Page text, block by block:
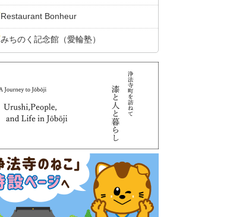
Restaurant Bonheur
みちのく記念館（愛輪塾）